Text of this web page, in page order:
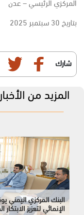
بتاريخ 30 سبتمبر 2025
شارك
المزيد من الأخبار
البنك المركزي اليمني
الإنمائي لتعزيز الابتكار